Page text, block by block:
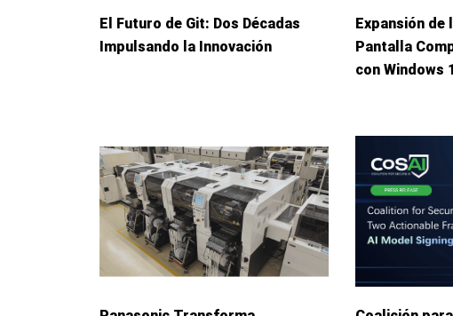
El Futuro de Git: Dos Décadas
Impulsando la Innovación
Expansión de
Pantalla
con Windows